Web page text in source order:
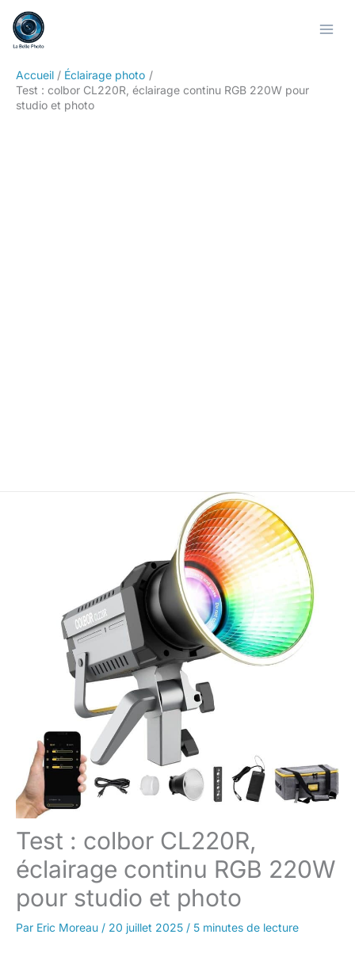
contenu
Accueil
Éclairage photo
Test : colbor CL220R, éclairage continu RGB 220W pour
studio et photo
Test : colbor CL220R,
éclairage continu RGB 220W
pour studio et photo
Par Eric Moreau / 20 juillet 2025 / 5 minutes de lecture
Rechercher